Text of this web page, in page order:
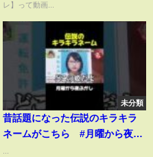
レ】って動画...
未分類
昔話題になった伝説のキラキラ
ネームがこちら #月曜から夜ふ